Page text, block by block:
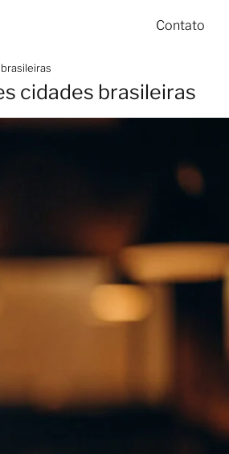
Contato
cidades brasileiras